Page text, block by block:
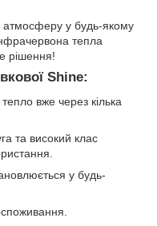
атмосферу у будь-якому
тепла
рішення!
Shine:
тепло вже через кілька
та високий клас
у будь-